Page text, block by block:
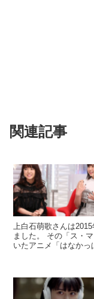
関連記事
上白石萌歌さんは
ました。 その「ス・
いたアニメ「はなかっ